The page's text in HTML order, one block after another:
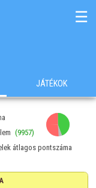
☰
JÁTÉKOK
(9957)
átlagos pontszáma